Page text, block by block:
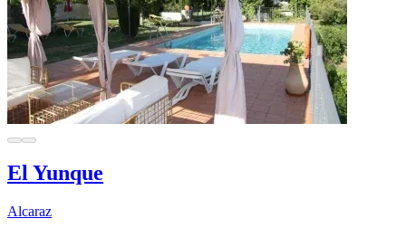
El Yunque
Alcaraz